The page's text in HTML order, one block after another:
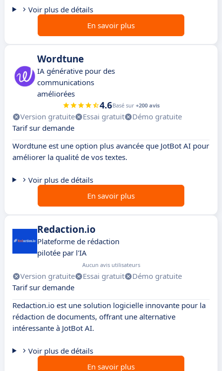
Voir plus de détails
En savoir plus
Wordtune
IA générative pour des
communications
améliorées
4.6Basé sur +200 avis
Version gratuite Essai gratuit
Démo gratuite
Tarif sur demande
Wordtune est une option plus avancée que JotBot AI pour
améliorer la qualité de vos textes.
Voir plus de détails
En savoir plus
Redaction.io
Plateforme de rédaction
pilotée par l'IA
Aucun avis utilisateurs
Version gratuite Essai gratuit
Démo gratuite
Tarif sur demande
Redaction.io est une solution logicielle innovante pour la
rédaction de documents, offrant une alternative
intéressante à JotBot AI.
Voir plus de détails
En savoir plus